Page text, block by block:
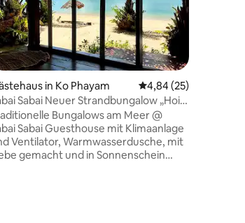
Bewertung: 4,92 von 5, 36 Bewertungen
in Ko Phayam Durchschnittliche
4,84 (25)
Sabai Neuer Strandbungalow „Hoi
Bungalows am Meer @
Sabai Guesthouse mit Klimaanlage
Ventilator, Warmwasserdusche, mit
gemacht und in Sonnenschein